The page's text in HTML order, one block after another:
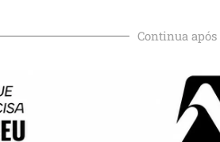
Continua